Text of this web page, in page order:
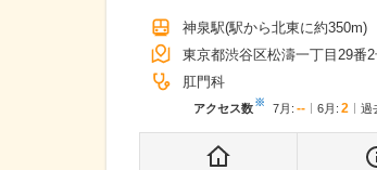
神泉駅(駅から北東に約350m)
東京都渋谷区松濤一丁目29番
肛門科
アクセス数※ 7月 : -- 6月 : 2 過